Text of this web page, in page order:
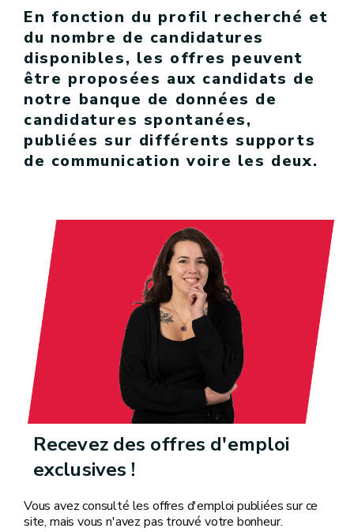
En fonction du profil recherché et
du nombre de candidatures
disponibles, les offres peuvent
être proposées aux candidats de
notre banque de données de
candidatures spontanées,
publiées sur différents supports
de communication voire les deux.
Recevez des offres d'emploi
exclusives !
Vous avez consulté les offres d'emploi publiées sur ce
site, mais vous n'avez pas trouvé votre bonheur.